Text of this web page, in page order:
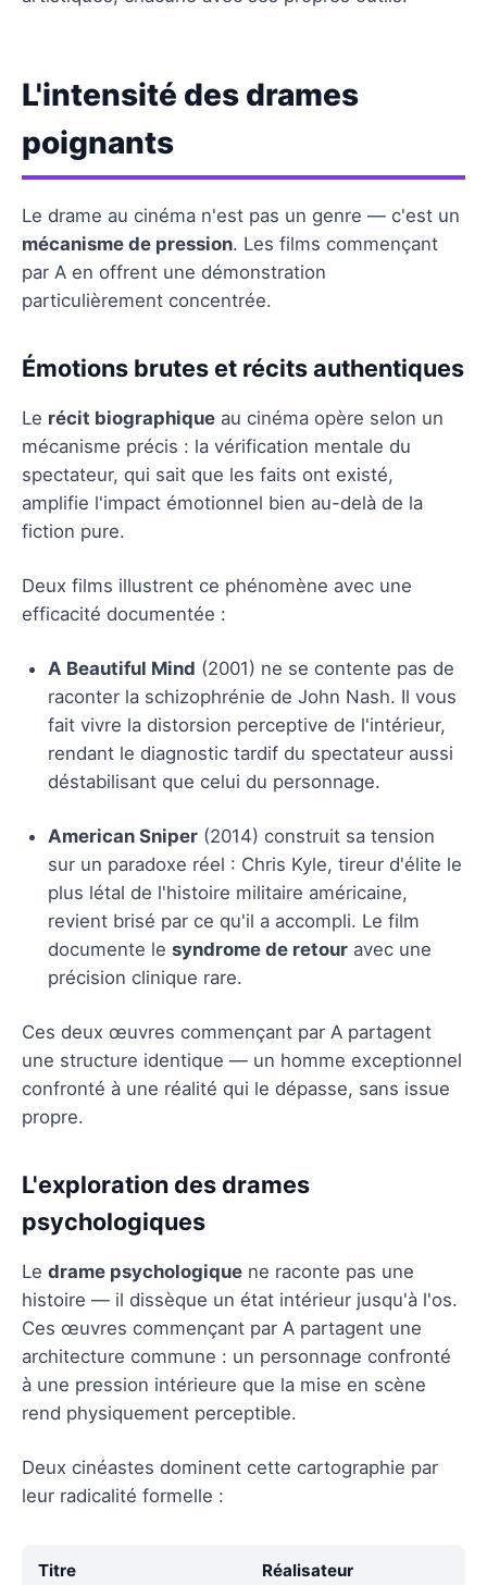
L'intensité des drames
poignants
Le drame au cinéma n'est pas un genre — c'est un
mécanisme de pression. Les films commençant
par A en offrent une démonstration
particulièrement concentrée.
Émotions brutes et récits authentiques
Le récit biographique au cinéma opère selon un
mécanisme précis : la vérification mentale du
spectateur, qui sait que les faits ont existé,
amplifie l'impact émotionnel bien au-delà de la
fiction pure.
Deux films illustrent ce phénomène avec une
efficacité documentée :
A Beautiful Mind (2001) ne se contente pas de
raconter la schizophrénie de John Nash. Il vous
fait vivre la distorsion perceptive de l'intérieur,
rendant le diagnostic tardif du spectateur aussi
déstabilisant que celui du personnage.
American Sniper (2014) construit sa tension
sur un paradoxe réel : Chris Kyle, tireur d'élite le
plus létal de l'histoire militaire américaine,
revient brisé par ce qu'il a accompli. Le film
documente le syndrome de retour avec une
précision clinique rare.
Ces deux œuvres commençant par A partagent
une structure identique — un homme exceptionnel
confronté à une réalité qui le dépasse, sans issue
propre.
L'exploration des drames
psychologiques
Le drame psychologique ne raconte pas une
histoire — il dissèque un état intérieur jusqu'à l'os.
Ces œuvres commençant par A partagent une
architecture commune : un personnage confronté
à une pression intérieure que la mise en scène
rend physiquement perceptible.
Deux cinéastes dominent cette cartographie par
leur radicalité formelle :
Titre Réalisateur